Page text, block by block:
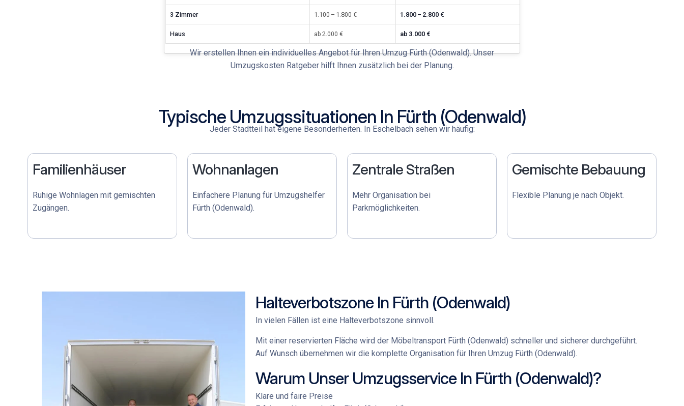
3 Zimmer 1.100 – 1.800 € 1.800 – 2.800 €
Haus ab 2.000 € ab 3.000 €
Wir erstellen Ihnen ein individuelles Angebot für IhrenUmzug Fürth (Odenwald). Unser
Umzugskosten Ratgeberhilft Ihnen zusätzlich bei der Planung.
Typische Umzugssituationen In Fürth (Odenwald)
Jeder Stadtteil hat eigene Besonderheiten. In Eschelbach sehen wir häufig:
Familienhäuser
Ruhige Wohnlagen mit gemischten
Zugängen.
Wohnanlagen
Einfachere Planung für Umzugshelfer
Fürth (Odenwald).
Zentrale Straßen
Mehr Organisation bei
Parkmöglichkeiten.
Gemischte Bebauung
Flexible Planung je nach Objekt.
Halteverbotszone In Fürth (Odenwald)
In vielen Fällen ist eine Halteverbotszone sinnvoll.
Mit einer reservierten Fläche wird der Möbeltransport Fürth (Odenwald) schneller und sicherer durchgeführt.
Auf Wunsch übernehmen wir die komplette Organisation für Ihren Umzug Fürth (Odenwald).
Warum Unser Umzugsservice In Fürth (Odenwald)?
Klare und faire Preise